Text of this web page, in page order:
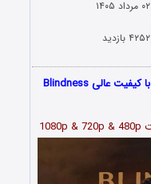
۰۲ مرداد ۱۴۰۵
۴۲۵۲ بازدید
دانلود قانونی قسمت سوم سریال کوری با کیفیت عالی Blindness